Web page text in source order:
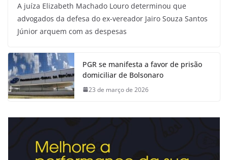
A juíza Elizabeth Machado Louro determinou que
advogados da defesa do ex-vereador Jairo Souza Santos
Júnior arquem com as despesas
PGR se manifesta a favor de prisão
domiciliar de Bolsonaro
23 de março de 2026